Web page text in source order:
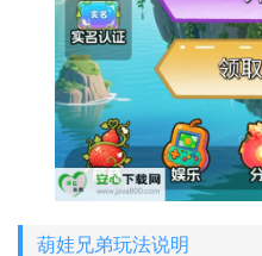
葫娃兄弟玩法说明